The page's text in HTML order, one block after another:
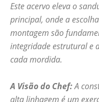
Este acervo eleva o
principal, onde a
montagem são
integridade estrutural e
cada mordida.
A Visão do Chef:A
alta linhagem é um